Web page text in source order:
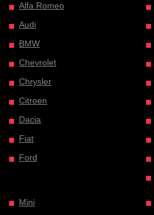
Alfa Romeo
Audi
BMW
Chevrolet
Chrysler
Citroen
Dacia
Fiat
Ford
Mini